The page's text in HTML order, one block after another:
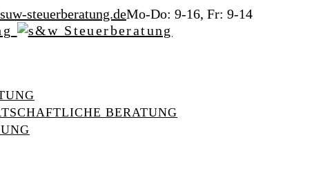
steuerberatung.deMo-Do: 9-16, Fr: 9-14
BERATUNG